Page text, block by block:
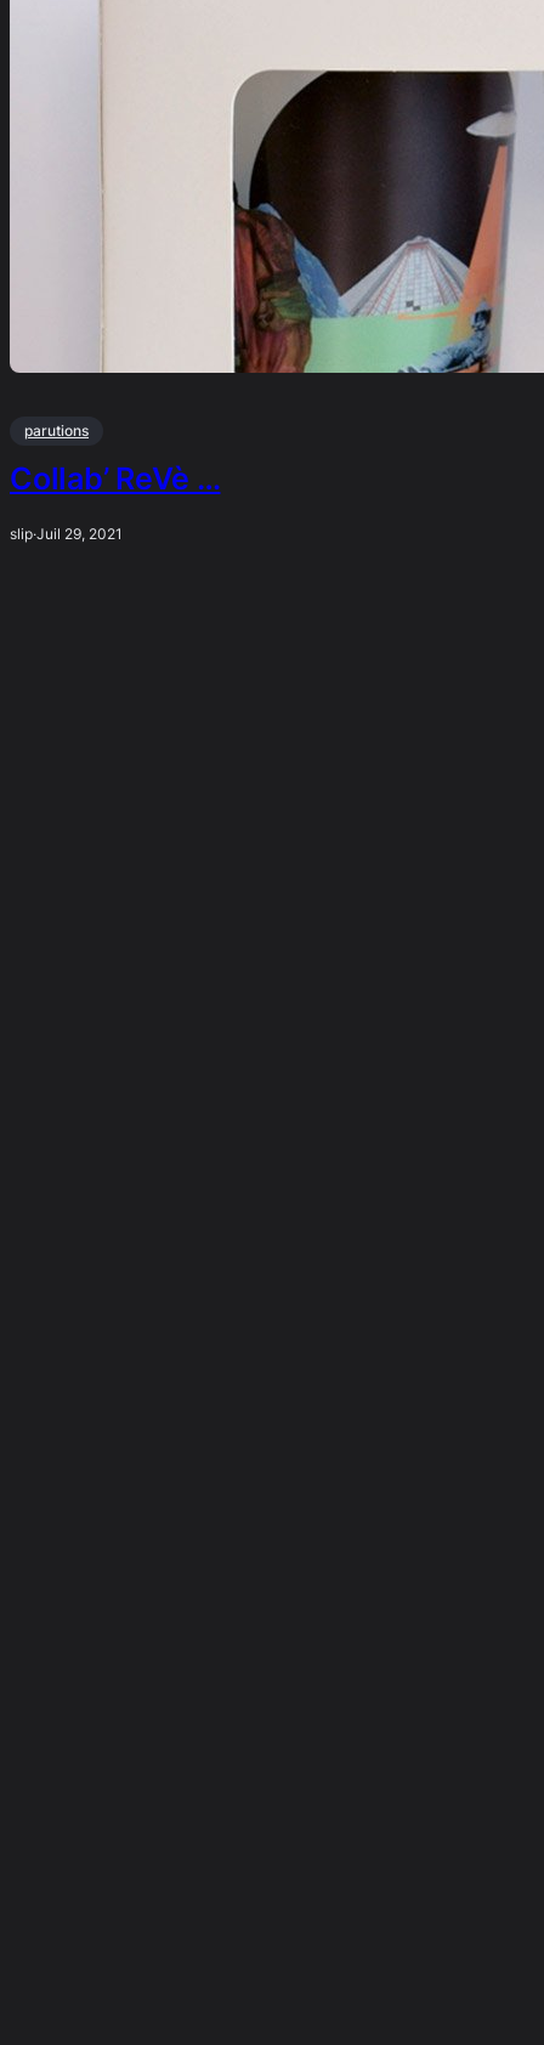
parutions
Collab’ ReVè …
slip·Juil 29, 2021